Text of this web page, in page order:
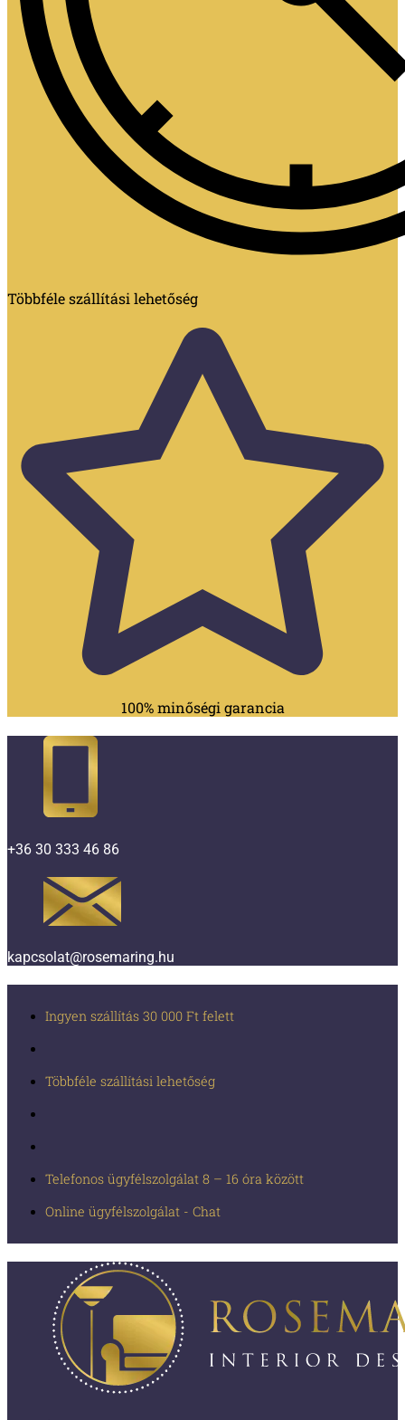
Többféle szállítási lehetőség
100% minőségi garancia
+36 30 333 46 86
kapcsolat@rosemaring.hu
Ingyen szállítás 30 000 Ft felett
Többféle szállítási lehetőség
Telefonos ügyfélszolgálat 8 – 16 óra között
Online ügyfélszolgálat - Chat